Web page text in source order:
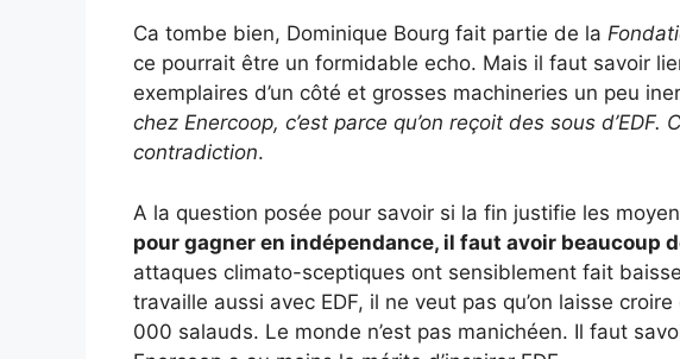
Ca tombe bien, Dominique Bourg fait partie de la
ce pourrait être un formidable echo. Mais il faut savoir
exemplaires d’un côté et grosses machineries un peu
chez Enercoop, c’est parce qu’on reçoit des sous d’EDF.
contradiction.
A la question posée pour savoir si la fin justifie les
pour gagner en indépendance, il faut avoir beaucoup
attaques climato-sceptiques ont sensiblement fait
travaille aussi avec EDF, il ne veut pas qu’on laisse
000 salauds. Le monde n’est pas manichéen. Il faut